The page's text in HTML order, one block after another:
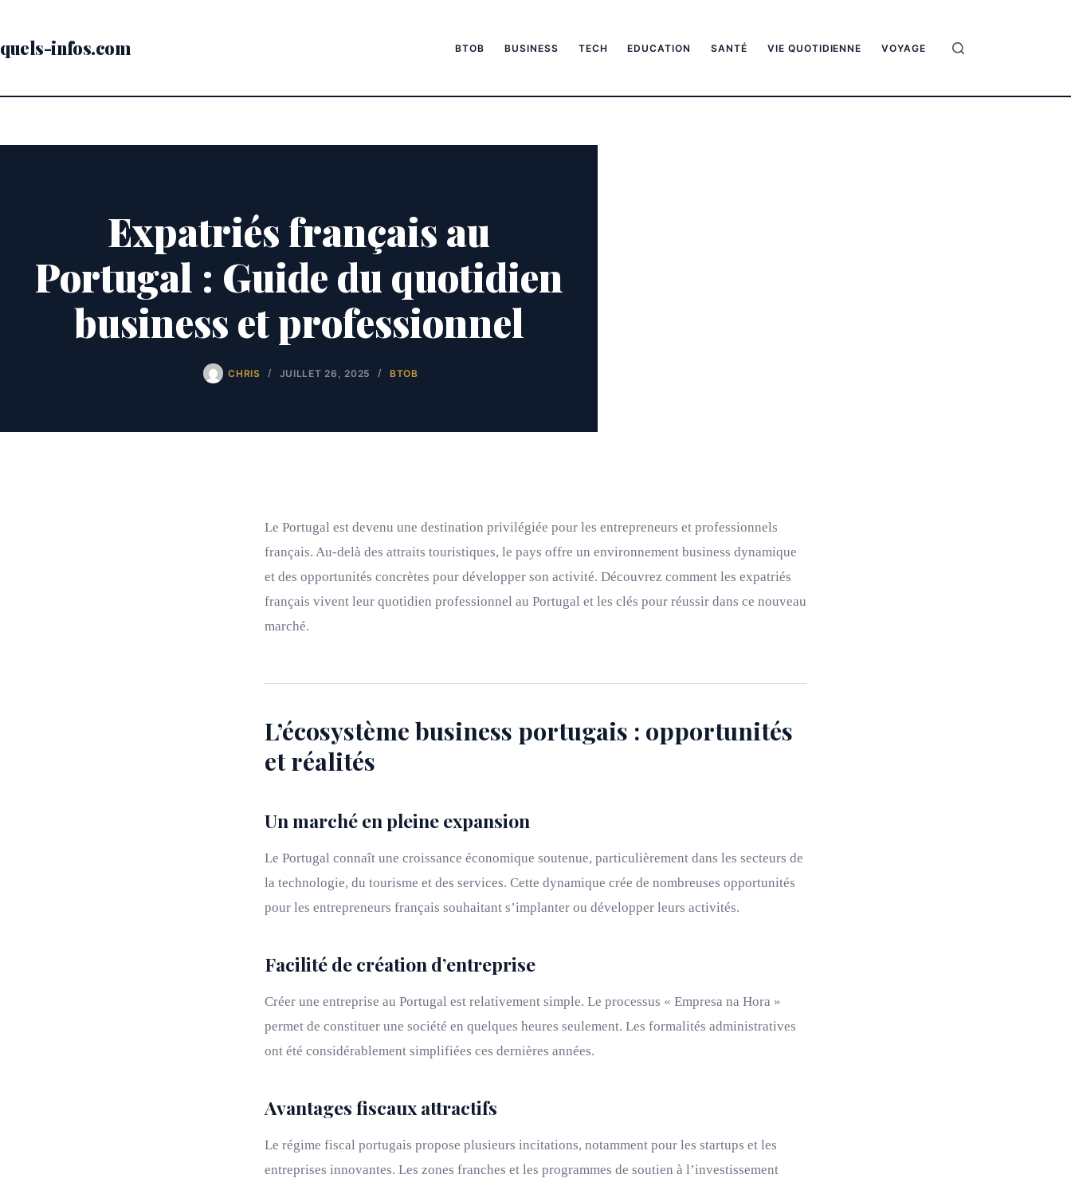
contenu
quels-infos.com BTOB BUSINESS TECH EDUCATION SANTÉ VIE QUOTIDIENNE VOYAGE
Expatriés français au
Portugal : Guide du quotidien
business et professionnel
CHRIS JUILLET 26, 2025 BTOB
Le Portugal est devenu une destination privilégiée pour les entrepreneurs et professionnels
français. Au-delà des attraits touristiques, le pays offre un environnement business dynamique
et des opportunités concrètes pour développer son activité. Découvrez comment les expatriés
français vivent leur quotidien professionnel au Portugal et les clés pour réussir dans ce nouveau
marché.
L’écosystème business portugais : opportunités
et réalités
Un marché en pleine expansion
Le Portugal connaît une croissance économique soutenue, particulièrement dans les secteurs de
la technologie, du tourisme et des services. Cette dynamique crée de nombreuses opportunités
pour les entrepreneurs français souhaitant s’implanter ou développer leurs activités.
Facilité de création d’entreprise
Créer une entreprise au Portugal est relativement simple. Le processus « Empresa na Hora »
permet de constituer une société en quelques heures seulement. Les formalités administratives
ont été considérablement simplifiées ces dernières années.
Avantages fiscaux attractifs
Le régime fiscal portugais propose plusieurs incitations, notamment pour les startups et les
entreprises innovantes. Les zones franches et les programmes de soutien à l’investissement